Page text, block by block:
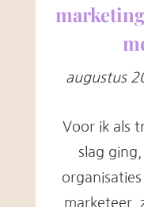
augustus
Voor ik als
slag
marketeer,